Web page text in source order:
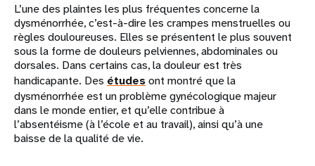
L’une des plaintes les plus fréquentes concerne la
dysménorrhée, c’est-à-dire les crampes menstruelles ou
règles douloureuses. Elles se présentent le plus souvent
sous la forme de douleurs pelviennes, abdominales ou
dorsales. Dans certains cas, la douleur est très
handicapante. Des étudesont montré que la
dysménorrhée est un problème gynécologique majeur
dans le monde entier, et qu’elle contribue à
l’absentéisme (à l’école et au travail), ainsi qu’à une
baisse de la qualité de vie.